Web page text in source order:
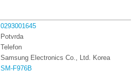
0293001645
Potvrda
Telefon
Samsung Electronics Co., Ltd. Korea
SM-F976B